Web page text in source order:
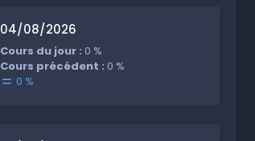
04/08/2026
Cours du jour : 0 %
Cours précédent : 0 %
0 %